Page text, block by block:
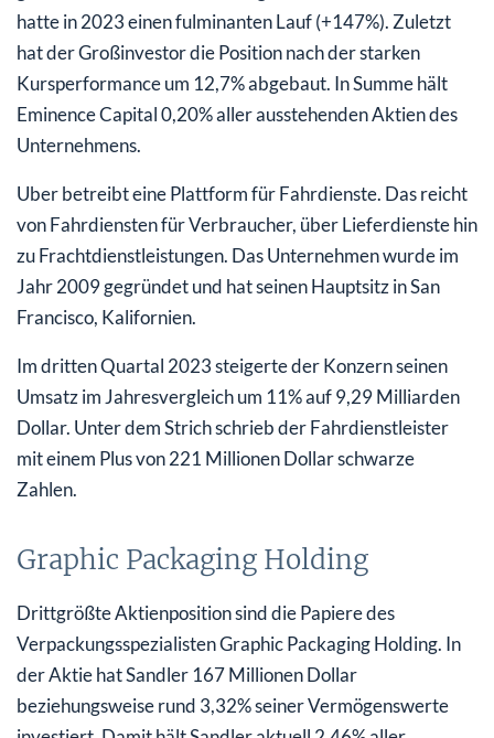
hatte in 2023 einen fulminanten Lauf (+147%). Zuletzt
hat der Großinvestor die Position nach der starken
Kursperformance um 12,7% abgebaut. In Summe hält
Eminence Capital 0,20% aller ausstehenden Aktien des
Unternehmens.
Uber betreibt eine Plattform für Fahrdienste. Das reicht
von Fahrdiensten für Verbraucher, über Lieferdienste hin
zu Frachtdienstleistungen. Das Unternehmen wurde im
Jahr 2009 gegründet und hat seinen Hauptsitz in San
Francisco, Kalifornien.
Im dritten Quartal 2023 steigerte der Konzern seinen
Umsatz im Jahresvergleich um 11% auf 9,29 Milliarden
Dollar. Unter dem Strich schrieb der Fahrdienstleister
mit einem Plus von 221 Millionen Dollar schwarze
Zahlen.
Graphic Packaging Holding
Drittgrößte Aktienposition sind die Papiere des
Verpackungsspezialisten Graphic Packaging Holding. In
der Aktie hat Sandler 167 Millionen Dollar
beziehungsweise rund 3,32% seiner Vermögenswerte